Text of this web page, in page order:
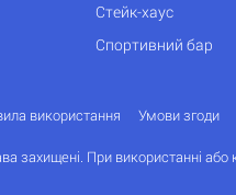
Стейк-хаус
Спортивний бар
використання Умови згоди
захищені. При використанні